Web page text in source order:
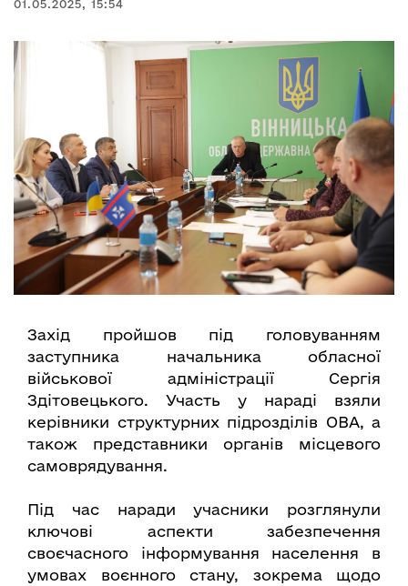
01.05.2025, 15:54
Захід пройшов під головуванням
заступника начальника обласної
військової адміністрації Сергія
Здітовецького. Участь у нараді взяли
керівники структурних підрозділів ОВА, а
також представники органів місцевого
самоврядування.
Під час наради учасники розглянули
ключові аспекти забезпечення
своєчасного інформування населення в
умовах воєнного стану, зокрема щодо